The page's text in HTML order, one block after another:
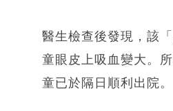
醫生檢查後發現，該
童眼皮上吸血變大。
童已於隔日順利出院。